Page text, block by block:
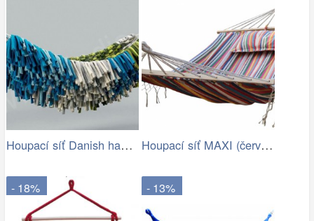
Houpací síť Danish hammock - Artedio.cz Houpací síť MAXI (červená) | Jena…
- 18% - 13%